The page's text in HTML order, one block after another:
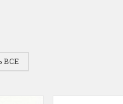
хорошего
ВСЕ